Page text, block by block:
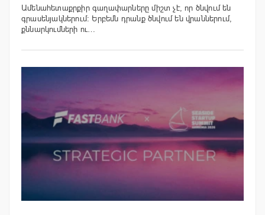
Ամենահետաքրքիր գաղափարները միշտ չէ, որ ծնվում են
գրասենյակներում։ Երբեմն դրանք ծնվում են վրաններում,
քննարկումների ու…